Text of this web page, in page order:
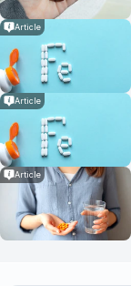
Article
Article
Article